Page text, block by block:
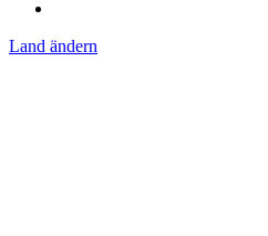
Land ändern